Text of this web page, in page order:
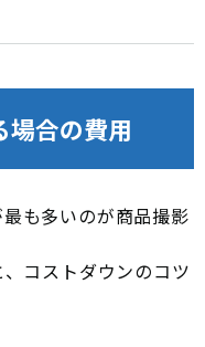
場合の費用
も多いのが商品撮影
コストダウンのコツ